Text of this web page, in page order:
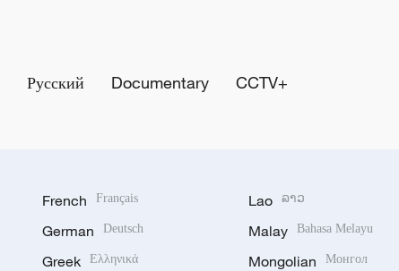
Русский Documentary CCTV+
French Français
German Deutsch
Greek Ελληνικά
Lao ລາວ
Malay Bahasa Melayu
Mongolian Монгол